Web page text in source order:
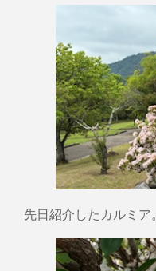
先日紹介したカルミア。